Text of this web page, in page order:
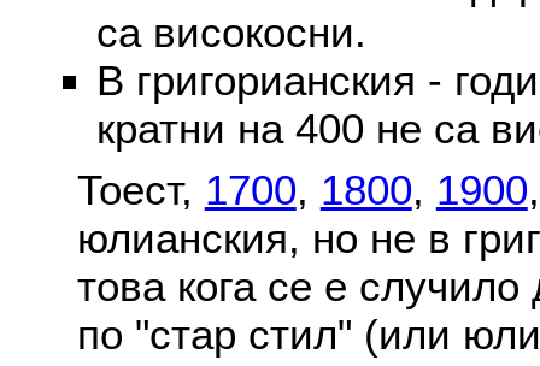
са високосни.
В григорианския -
кратни на 400 не са
Тоест, 1700, 1800, 1900
юлианския, но не в
това кога се е
по "стар стил" (или